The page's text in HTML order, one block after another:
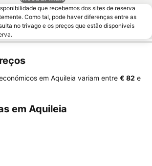
que recebemos dos sites de reserva
Como tal, pode haver diferenças entre as
no trivago e os preços que estão disponíveis
em Aquileia variam entre ‎€ 82 e
em Aquileia